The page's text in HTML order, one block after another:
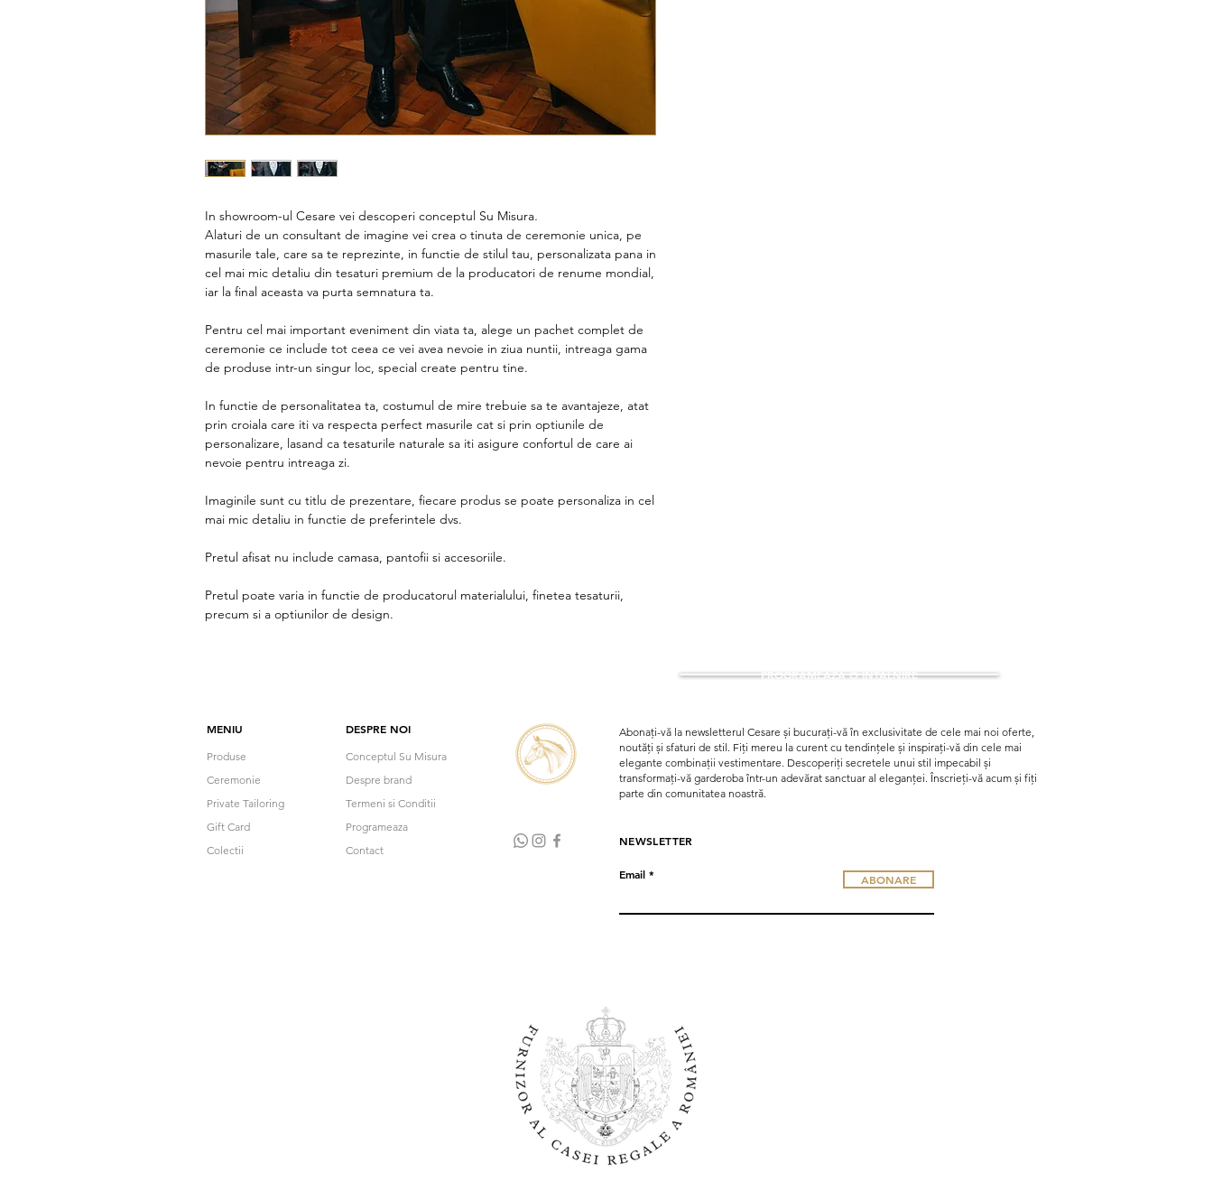
In showroom-ul Cesare vei descoperi conceptul Su Misura.
Alaturi de un consultant de imagine vei crea o tinuta de ceremonie unica, pe
masurile tale, care sa te reprezinte, in functie de stilul tau, personalizata pana in
cel mai mic detaliu din tesaturi premium de la producatori de renume mondial,
iar la final aceasta va purta semnatura ta.
Pentru cel mai important eveniment din viata ta, alege un pachet complet de
ceremonie ce include tot ceea ce vei avea nevoie in ziua nuntii, intreaga gama
de produse intr-un singur loc, special create pentru tine.
In functie de personalitatea ta, costumul de mire trebuie sa te avantajeze, atat
prin croiala care iti va respecta perfect masurile cat si prin optiunile de
personalizare, lasand ca tesaturile naturale sa iti asigure confortul de care ai
nevoie pentru intreaga zi.
Imaginile sunt cu titlu de prezentare, fiecare produs se poate personaliza in cel
mai mic detaliu in functie de preferintele dvs.
Pretul afisat nu include camasa, pantofii si accesoriile.
Pretul poate varia in functie de producatorul materialului, finetea tesaturii,
precum si a optiunilor de design.
PROGRAMEAZA O INTALNIRE
MENIU
Produse
Ceremonie
Private Tailoring
Gift Card
Colectii
DESPRE NOI
Conceptul Su Misura
Despre brand
Termeni si Conditii
Programeaza
Contact
Abonați-vă la newsletterul Cesare și bucurați-vă în exclusivitate de cele mai noi oferte,
noutăți și sfaturi de stil. Fiți mereu la curent cu tendințele și inspirați-vă din cele mai
elegante combinații vestimentare. Descoperiți secretele unui stil impecabil și
transformați-vă garderoba într-un adevărat sanctuar al eleganței. Înscrieți-vă acum și fiți
parte din comunitatea noastră.
NEWSLETTER
Email ABONARE